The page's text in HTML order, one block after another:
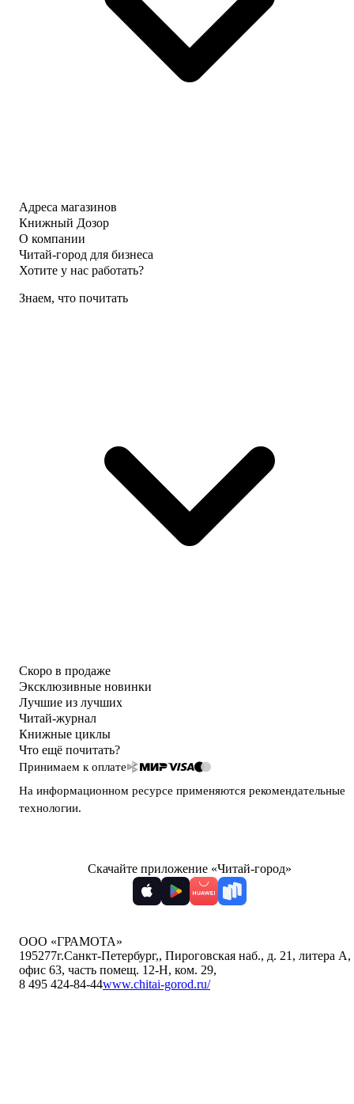
Адреса магазинов
Книжный Дозор
О компании
Читай-город для бизнеса
Хотите у нас работать?
Знаем, что почитать
Скоро в продаже
Эксклюзивные новинки
Лучшие из лучших
Читай-журнал
Книжные циклы
Что ещё почитать?
Принимаем к оплате
На информационном ресурсе применяются рекомендательные
технологии.
Скачайте приложение «Читай-город»
ООО «ГРАМОТА»
195277г.Санкт-Петербург,, Пироговская наб., д. 21, литера А,
офис 63, часть помещ. 12-Н, ком. 29,
8 495 424-84-44www.chitai-gorod.ru/